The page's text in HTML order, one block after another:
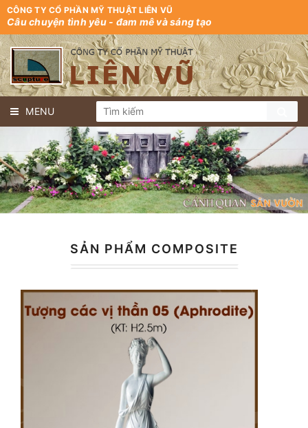
CÔNG TY CỔ PHẦN MỸ THUẬT LIÊN VŨ
Câu chuyện tình yêu - đam mê và sáng tạo
MENU
SẢN PHẨM COMPOSITE